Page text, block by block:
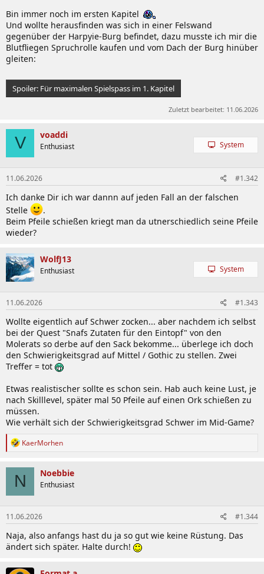
Bin immer noch im ersten Kapitel
Und wollte herausfinden was sich in einer Felswand
gegenüber der Harpyie-Burg befindet, dazu musste ich mir die
Blutfliegen Spruchrolle kaufen und vom Dach der Burg hinüber
gleiten:
Spoiler: Für maximalen Spielspass im 1. Kapitel
Zuletzt bearbeitet: 11.06.2026
V voaddi
Enthusiast System
11.06.2026 #1.342
Ich danke Dir ich war dannn auf jeden Fall an der falschen
Stelle
.
Beim Pfeile schießen kriegt man da utnerschiedlich seine Pfeile
wieder?
WolfJ13
Enthusiast System
11.06.2026 #1.343
Wollte eigentlich auf Schwer zocken... aber nachdem ich selbst
bei der Quest "Snafs Zutaten für den Eintopf" von den
Molerats so derbe auf den Sack bekomme... überlege ich doch
den Schwierigkeitsgrad auf Mittel / Gothic zu stellen. Zwei
Treffer = tot
Etwas realistischer sollte es schon sein. Hab auch keine Lust, je
nach Skilllevel, später mal 50 Pfeile auf einen Ork schießen zu
müssen.
Wie verhält sich der Schwierigkeitsgrad Schwer im Mid-Game?
R
k
t
i
o
n
e
n
:
KaerMorhen
N Noebbie
Enthusiast
11.06.2026 #1.344
Naja, also anfangs hast du ja so gut wie keine Rüstung. Das
ändert sich später. Halte durch!